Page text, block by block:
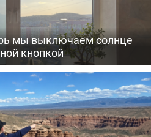
мы выключаем солнце
кнопкой